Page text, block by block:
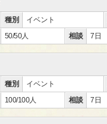
種別 イベント
50/50人 相談 7日
種別 イベント
100/100人 相談 7日